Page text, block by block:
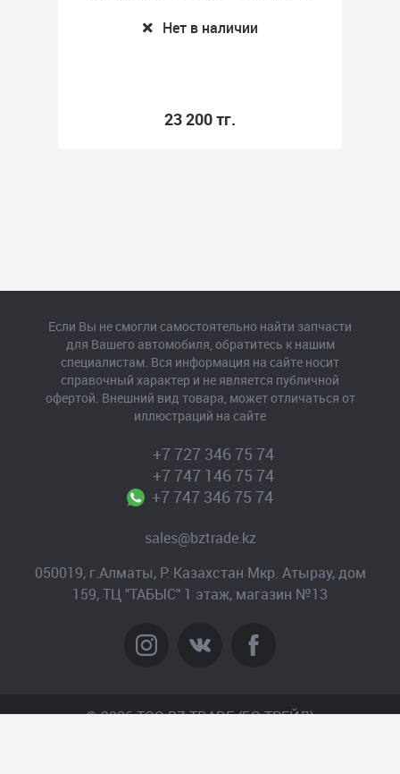
Нет в наличии
23 200 тг.
+7 727 346 75 74
+7 747 146 75 74
+7 747 346 75 74
sales@bztrade.kz
050019, г.Алматы, Р. Казахстан Мкр. Атырау, дом
159, ТЦ "ТАБЫС" 1 этаж, магазин №13
Если Вы не смогли самостоятельно найти запчасти
для Вашего автомобиля, обратитесь к нашим
специалистам. Вся информация на сайте носит
справочный характер и не является публичной
офертой. Внешний вид товара, может отличаться от
иллюстраций на сайте
© 2026 TOO BZ-TRADE (БЗ-ТРЕЙД)